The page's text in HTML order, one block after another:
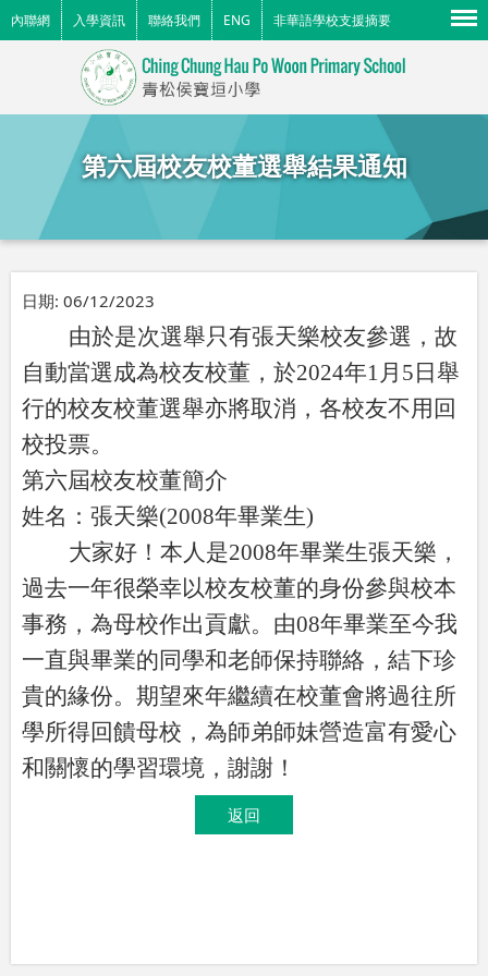
內聯網 入學資訊 聯絡我們 ENG 非華語學校支援摘要
第六屆校友校董選舉結果通知
Menu
日期: 06/12/2023
由於是次選舉只有張天樂校友參選，故
自動當選成為校友校董，於2024年1月 5 日舉
行的校友校董選舉亦將取消，各校友不用回
校投票。
第六屆校友校董簡介
姓名：張天樂(2008年畢業生)
大家好！本人是2008年畢業生張天樂，
過去一年很榮幸以校友校董的身份參與校本
事務，為母校作出貢獻。由08年畢業至今我
一直與畢業的同學和老師保持聯絡，結下珍
貴的緣份。期望來年繼續在校董會將過往所
學所得回饋母校，為師弟師妹營造富有愛心
和關懷的學習環境，謝謝！
返回